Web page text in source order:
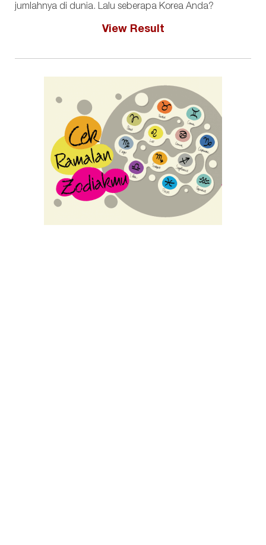
jumlahnya di dunia. Lalu seberapa Korea Anda?
View Result